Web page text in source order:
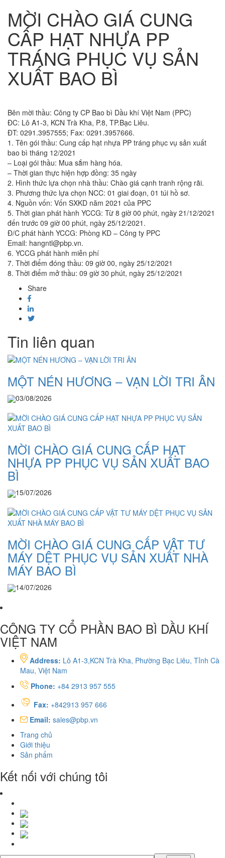
MỜI CHÀO GIÁ CUNG
CẤP HẠT NHỰA PP
TRÁNG PHỤC VỤ SẢN
XUẤT BAO BÌ
Bên mời thầu: Công ty CP Bao bì Dầu khí Việt Nam (PPC)
ĐC: Lô A1-3, KCN Trà Kha, P.8, TP.Bạc Liêu.
ĐT: 0291.3957555; Fax: 0291.3957666.
1. Tên gói thầu: Cung cấp hạt nhựa PP tráng phục vụ sản xuất
bao bì tháng 12/2021
– Loại gói thầu: Mua sắm hàng hóa.
– Thời gian thực hiện hợp đồng: 35 ngày
2. Hình thức lựa chọn nhà thầu: Chào giá cạnh tranh rộng rãi.
3. Phương thức lựa chọn NCC: 01 giai đoạn, 01 túi hồ sơ.
4. Nguồn vốn: Vốn SXKD năm 2021 của PPC
5. Thời gian phát hành YCCG: Từ 8 giờ 00 phút, ngày 21/12/2021
đến trước 09 giờ 00 phút, ngày 25/12/2021.
Đ/C phát hành YCCG: Phòng KD – Công ty PPC
Email: hangntl@pbp.vn.
6. YCCG phát hành miễn phí
7. Thời điểm đóng thầu: 09 giờ 00, ngày 25/12/2021
8. Thời điểm mở thầu: 09 giờ 30 phút, ngày 25/12/2021
Share
Tin liên quan
MỘT NÉN HƯƠNG – VẠN LỜI TRI ÂN
03/08/2026
MỜI CHÀO GIÁ CUNG CẤP HẠT
NHỰA PP PHỤC VỤ SẢN XUẤT BAO
BÌ
15/07/2026
MỜI CHÀO GIÁ CUNG CẤP VẬT TƯ
MÁY DỆT PHỤC VỤ SẢN XUẤT NHÀ
MÁY BAO BÌ
14/07/2026
CÔNG TY CỔ PHẦN BAO BÌ DẦU KHÍ
VIỆT NAM
Address: Lô A1-3,KCN Trà Kha, Phường Bạc Liêu, Tỉnh Cà
Mau, Việt Nam
Phone: +84 2913 957 555
Fax: +842913 957 666
Email: sales@pbp.vn
Trang chủ
Giới thiệu
Sản phẩm
Kết nối với chúng tôi